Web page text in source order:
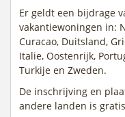
Er geldt een bijdrage
vakantiewoningen in:
Curacao, Duitsland,
Italie, Oostenrijk,
Turkije en Zweden.
De inschrijving en
andere landen is